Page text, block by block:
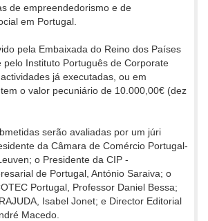
de empreendedorismo e de
em Portugal.
pela Embaixada do Reino dos Países
pelo Instituto Português de Corporate
já executadas, ou em
o valor pecuniário de 10.000,00€ (dez
serão avaliadas por um júri
da Câmara de Comércio Portugal-
o Presidente da CIP -
de Portugal, António Saraiva; o
Portugal, Professor Daniel Bessa;
Isabel Jonet; e Director Editorial
Macedo.